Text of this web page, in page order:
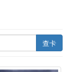
查卡